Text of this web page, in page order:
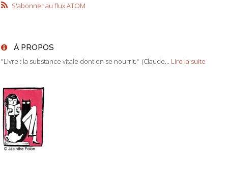
S'abonner au flux ATOM
À PROPOS
"Livre : la substance vitale dont on se nourrit." (Claude... Lire la suite